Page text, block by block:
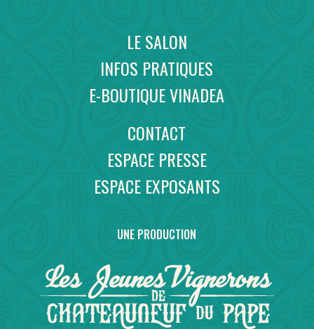
LE SALON
INFOS PRATIQUES
E-BOUTIQUE VINADEA
CONTACT
ESPACE PRESSE
ESPACE EXPOSANTS
UNE PRODUCTION